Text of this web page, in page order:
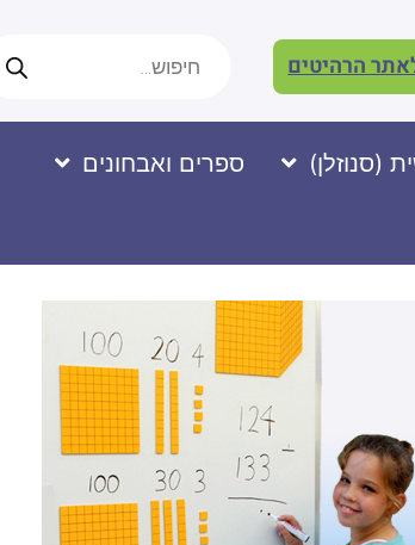
הרהיטים
(סנוזלן) ספרים ואבחונים